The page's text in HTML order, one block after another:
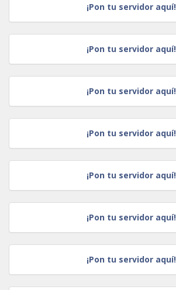
¡Pon tu servidor aquí!
¡Pon tu servidor aquí!
¡Pon tu servidor aquí!
¡Pon tu servidor aquí!
¡Pon tu servidor aquí!
¡Pon tu servidor aquí!
¡Pon tu servidor aquí!